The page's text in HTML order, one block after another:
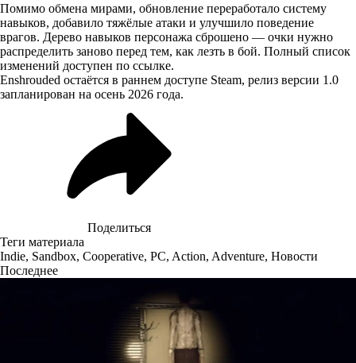
Помимо обмена мирами, обновление переработало систему
навыков, добавило тяжёлые атаки и улучшило поведение
врагов. Дерево навыков персонажа сброшено — очки нужно
распределить заново перед тем, как лезть в бой. Полный список
изменений доступен по ссылке.
Enshrouded остаётся в раннем доступе Steam, релиз версии 1.0
запланирован на осень 2026 года.
Поделиться
Теги материала
Indie, Sandbox, Cooperative, PC, Action, Adventure, Новости
Последнее